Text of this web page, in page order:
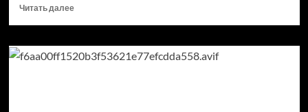
Читать далееПрочитать
Кандидат
в президенты